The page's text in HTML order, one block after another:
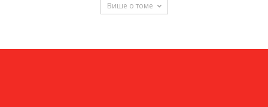
Више о томе